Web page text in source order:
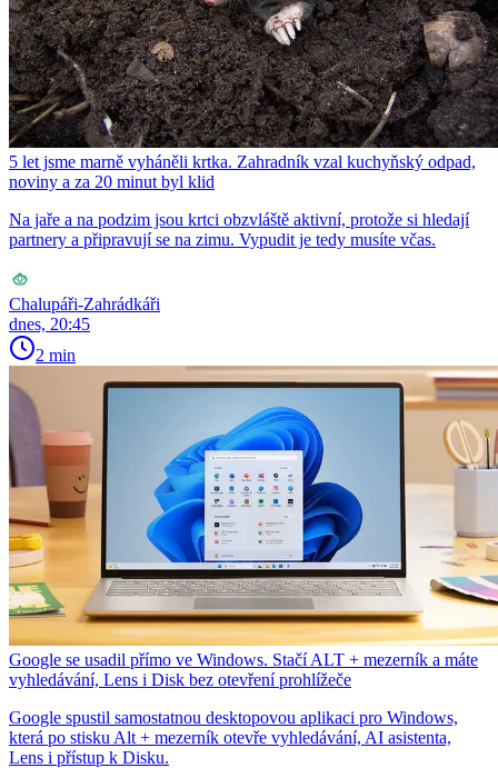
5 let jsme marně vyháněli krtka. Zahradník vzal kuchyňský odpad,
noviny a za 20 minut byl klid
Na jaře a na podzim jsou krtci obzvláště aktivní, protože si hledají
partnery a připravují se na zimu. Vypudit je tedy musíte včas.
Chalupáři-Zahrádkáři
dnes, 20:45
2 min
Google se usadil přímo ve Windows. Stačí ALT + mezerník a máte
vyhledávání, Lens i Disk bez otevření prohlížeče
Google spustil samostatnou desktopovou aplikaci pro Windows,
která po stisku Alt + mezerník otevře vyhledávání, AI asistenta,
Lens i přístup k Disku.